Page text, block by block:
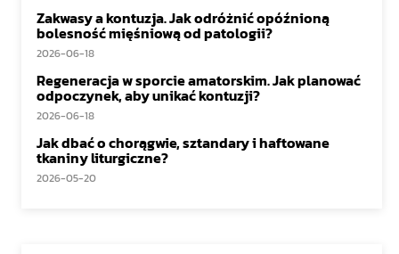
Zakwasy a kontuzja. Jak odróżnić opóźnioną
bolesność mięśniową od patologii?
2026-06-18
Regeneracja w sporcie amatorskim. Jak planować
odpoczynek, aby unikać kontuzji?
2026-06-18
Jak dbać o chorągwie, sztandary i haftowane
tkaniny liturgiczne?
2026-05-20